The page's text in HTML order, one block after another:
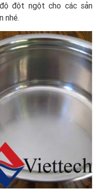
đột ngột cho các sản
nhé.